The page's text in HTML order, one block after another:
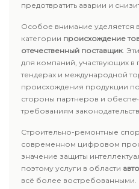
предотвратить аварии и
Особое внимание уделяется
категории происхождение
отечественный поставщик.
для компаний, участвующих в
тендерах и международной
происхождения продукции
стороны партнеров и
требованиям
Строительно-ремонтные
современном цифровом
значение защиты
поэтому услуги в области
всё более